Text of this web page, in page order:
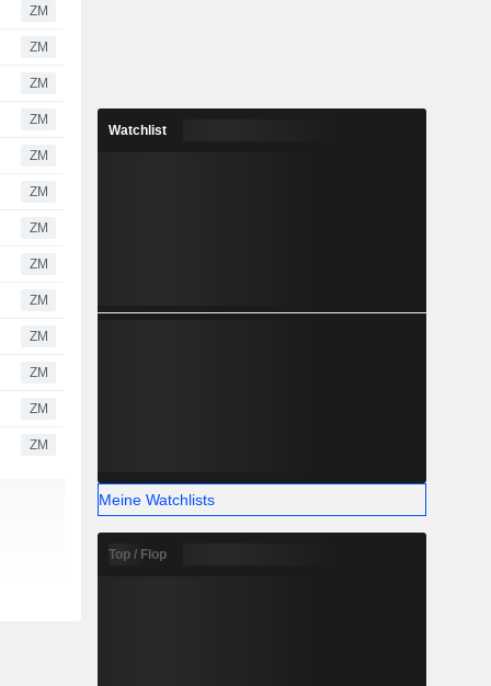
ZM
ZM
ZM
ZM
ZM
ZM
ZM
ZM
ZM
ZM
ZM
ZM
ZM
Watchlist
Meine Watchlists
Top / Flop